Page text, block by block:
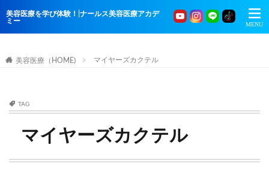
美容医療を学び体験！|ナールス美容医療アカデ
ミー
美容医療（HOME) マイヤーズカクテル
TAG
マイヤーズカクテル